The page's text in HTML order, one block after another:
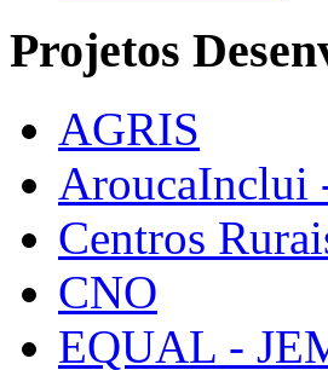
Projetos
AGRIS
AroucaInclui
Centros
CNO
EQUAL -